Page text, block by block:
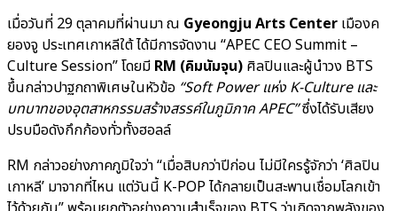
เมื่อวันที่ 29 ตุลาคมที่ผ่านมา ณ Gyeongju Arts Center เมืองค
ยองจู ประเทศเกาหลีใต้ ได้มีการจัดงาน “APEC CEO Summit –
Culture Session” โดยมี RM (คิมนัมจุน) ศิลปินและผู้นำวง BTS
ขึ้นกล่าวปาฐกถาพิเศษในหัวข้อ “Soft Power แห่ง K-Culture และ
บทบาทของอุตสาหกรรมสร้างสรรค์ในภูมิภาค APEC”ซึ่งได้รับเสียง
ปรบมือดังกึกก้องทั่วทั้งฮอลล์
RM กล่าวอย่างภาคภูมิใจว่า “เมื่อสิบกว่าปีก่อน ไม่มีใครรู้จักว่า ‘ศิลปิน
เกาหลี’ มาจากที่ไหน แต่วันนี้ K-POP ได้กลายเป็นสะพานเชื่อมโลกเข้า